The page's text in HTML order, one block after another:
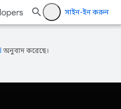
সাইন-ইন করুন
অনুবাদ করেছে।